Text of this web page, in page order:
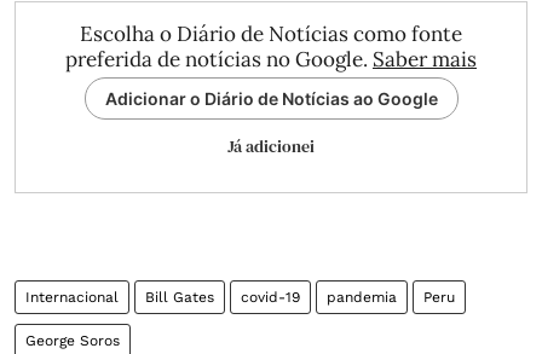
Escolha o Diário de Notícias como fonte
preferida de notícias no Google. Saber mais
Adicionar o Diário de Notícias ao Google
Já adicionei
Internacional Bill Gates covid-19 pandemia Peru
George Soros